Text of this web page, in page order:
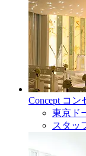
Concept コン
東京ド
スタッ